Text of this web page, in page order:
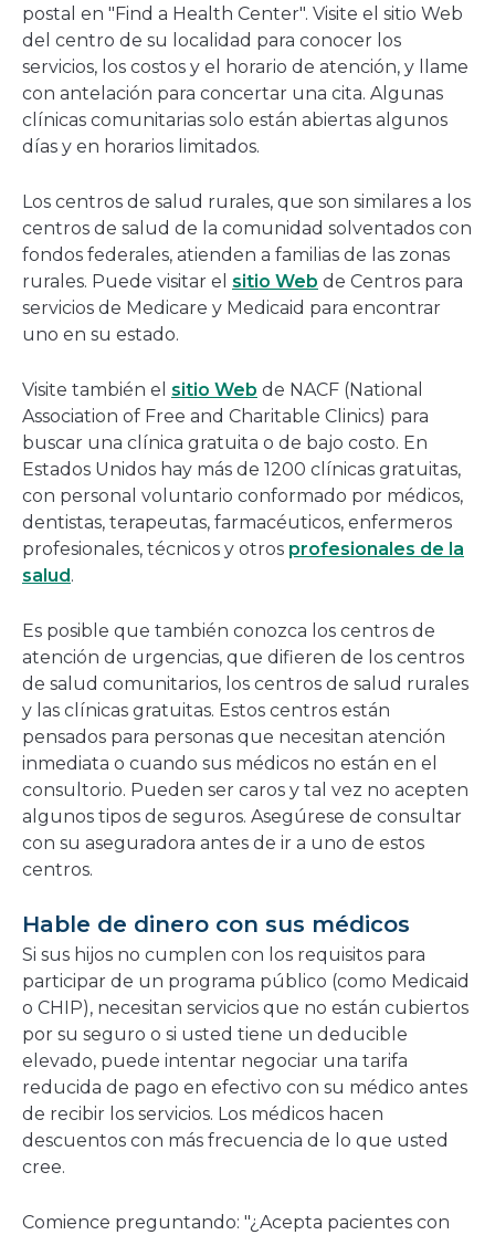
postal en "Find a Health Center". Visite el sitio Web
del centro de su localidad para conocer los
servicios, los costos y el horario de atención, y llame
con antelación para concertar una cita. Algunas
clínicas comunitarias solo están abiertas algunos
días y en horarios limitados.
Los centros de salud rurales, que son similares a los
centros de salud de la comunidad solventados con
fondos federales, atienden a familias de las zonas
rurales. Puede visitar el sitio Web de Centros para
servicios de Medicare y Medicaid para encontrar
uno en su estado.
Visite también el sitio Web de NACF (National
Association of Free and Charitable Clinics) para
buscar una clínica gratuita o de bajo costo. En
Estados Unidos hay más de 1200 clínicas gratuitas,
con personal voluntario conformado por médicos,
dentistas, terapeutas, farmacéuticos, enfermeros
profesionales, técnicos y otros profesionales de la
salud .
Es posible que también conozca los centros de
atención de urgencias, que difieren de los centros
de salud comunitarios, los centros de salud rurales
y las clínicas gratuitas. Estos centros están
pensados para personas que necesitan atención
inmediata o cuando sus médicos no están en el
consultorio. Pueden ser caros y tal vez no acepten
algunos tipos de seguros. Asegúrese de consultar
con su aseguradora antes de ir a uno de estos
centros.
Hable de dinero con sus médicos
Si sus hijos no cumplen con los requisitos para
participar de un programa público (como Medicaid
o CHIP), necesitan servicios que no están cubiertos
por su seguro o si usted tiene un deducible
elevado, puede intentar negociar una tarifa
reducida de pago en efectivo con su médico antes
de recibir los servicios. Los médicos hacen
descuentos con más frecuencia de lo que usted
cree.
Comience preguntando: "¿Acepta pacientes con